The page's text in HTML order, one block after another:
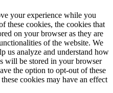
your experience while you
these cookies, the cookies that
on your browser as they are
of the website. We
us analyze and understand how
will be stored in your browser
the option to opt-out of these
cookies may have an effect